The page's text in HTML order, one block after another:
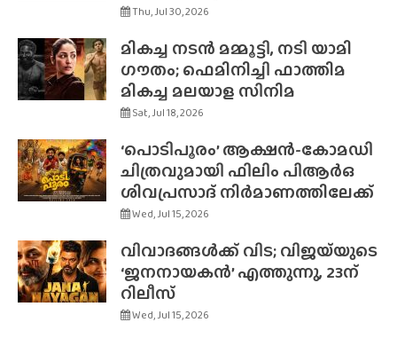
Thu, Jul 30, 2026
മികച്ച നടൻ മമ്മൂട്ടി, നടി യാമി
ഗൗതം; ഫെമിനിച്ചി ഫാത്തിമ
മികച്ച മലയാള സിനിമ
Sat, Jul 18, 2026
‘പൊടിപൂരം’ ആക്ഷൻ-കോമഡി
ചിത്രവുമായി ഫിലിം പിആർഒ
ശിവപ്രസാദ് നിർമാണത്തിലേക്ക്
Wed, Jul 15, 2026
വിവാദങ്ങൾക്ക് വിട; വിജയ്‌യുടെ
‘ജനനായകൻ’ എത്തുന്നു, 23ന്
റിലീസ്
Wed, Jul 15, 2026